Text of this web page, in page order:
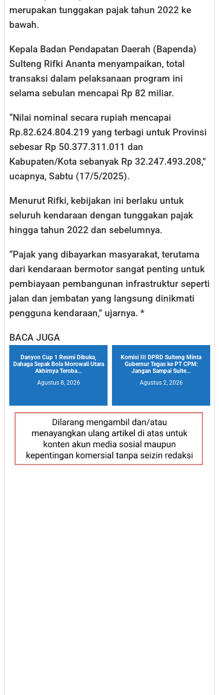
merupakan tunggakan pajak tahun 2022 ke
bawah.
Kepala Badan Pendapatan Daerah (Bapenda)
Sulteng Rifki Ananta menyampaikan, total
transaksi dalam pelaksanaan program ini
selama sebulan mencapai Rp 82 miliar.
“Nilai nominal secara rupiah mencapai
Rp.82.624.804.219 yang terbagi untuk Provinsi
sebesar Rp 50.377.311.011 dan
Kabupaten/Kota sebanyak Rp 32.247.493.208,”
ucapnya, Sabtu (17/5/2025).
Menurut Rifki, kebijakan ini berlaku untuk
seluruh kendaraan dengan tunggakan pajak
hingga tahun 2022 dan sebelumnya.
“Pajak yang dibayarkan masyarakat, terutama
dari kendaraan bermotor sangat penting untuk
pembiayaan pembangunan infrastruktur seperti
jalan dan jembatan yang langsung dinikmati
pengguna kendaraan,” ujarnya. *
BACA JUGA
Danyon Cup 1 Resmi Dibuka,
Dahaga Sepak Bola Morowali Utara
Akhirnya Teroba...
Agustus 8, 2026
Komisi III DPRD Sulteng Minta
Gubernur Tegas ke PT CPM:
Jangan Sampai Sulte...
Agustus 2, 2026